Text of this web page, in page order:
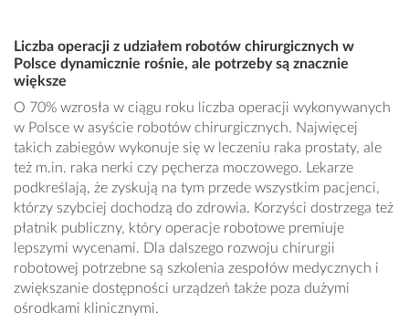
Liczba operacji z udziałem robotów chirurgicznych w
Polsce dynamicznie rośnie, ale potrzeby są znacznie
większe
O 70% wzrosła w ciągu roku liczba operacji wykonywanych
w Polsce w asyście robotów chirurgicznych. Najwięcej
takich zabiegów wykonuje się w leczeniu raka prostaty, ale
też m.in. raka nerki czy pęcherza moczowego. Lekarze
podkreślają, że zyskują na tym przede wszystkim pacjenci,
którzy szybciej dochodzą do zdrowia. Korzyści dostrzega też
płatnik publiczny, który operacje robotowe premiuje
lepszymi wycenami. Dla dalszego rozwoju chirurgii
robotowej potrzebne są szkolenia zespołów medycznych i
zwiększanie dostępności urządzeń także poza dużymi
ośrodkami klinicznymi.